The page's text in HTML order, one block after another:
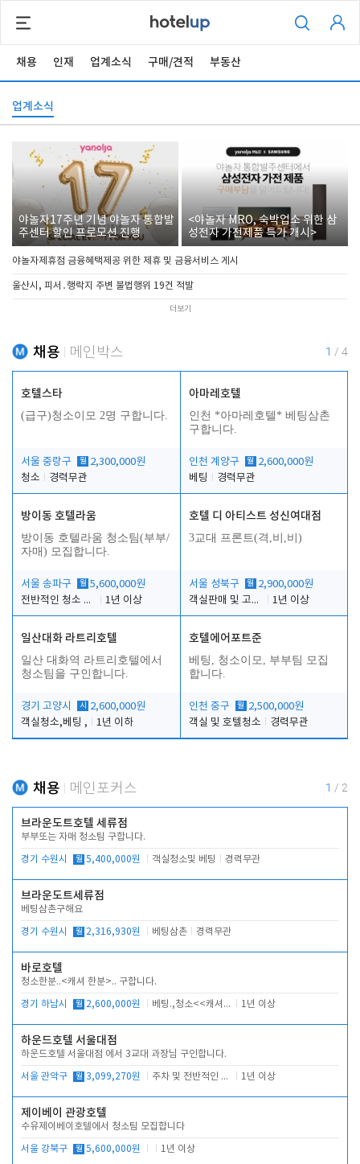
채용 인재 업계소식 구매/견적 부동산
업계소식
야놀자17주년 기념 야놀자 통합발
주센터 할인 프로모션 진행
<야놀자 MRO, 숙박업소 위한 삼
성전자 가전제품 특가 개시>
야놀자제휴점 금융혜택제공 위한 제휴 및 금융서비스 게시
울산시, 피서․행락지 주변 불법행위 19건 적발
더보기
채용 메인박스 1 / 4
호텔스타
(급구)청소이모 2명 구합니다.
서울 중랑구 월 2,300,000원
청소
경력무관
아마레호텔
인천 *아마레호텔* 베팅삼촌
구합니다.
인천 계양구 월 2,600,000원
베팅
경력무관
방이동 호텔라움
방이동 호텔라움 청소팀(부부/
자매) 모집합니다.
서울 송파구 월 5,600,000원
전반적인 청소 업무(객실청소.객실정리)
1년 이상
호텔 디 아티스트 성신여대점
3교대 프론트(격,비,비)
서울 성북구 월 2,900,000원
객실판매 및 고객응대
1년 이상
일산대화 라트리호텔
일산 대화역 라트리호텔에서
청소팀을 구인합니다.
경기 고양시 시
2,600,000원
객실청소,베팅 ,
1년 이하
호텔에어포트준
베팅, 청소이모, 부부팀 모집
합니다.
인천 중구 월 2,500,000원
객실 및 호텔청소
경력무관
채용 메인포커스 1 / 2
브라운도트호텔 세류점
부부또는 자매 청소팀 구합니다.
경기 수원시 월 5,400,000원 객실청소및 베팅 경력무관
브라운도트세류점
베팅삼촌구해요
경기 수원시 월 2,316,930원 베팅삼촌 경력무관
바로호텔
청소한분..<캐셔 한분>.. 구합니다.
경기 하남시 월 2,600,000원 베팅.,청소<<캐셔 모셔봅니다. 1년 이상
하운드호텔 서울대점
하운드호텔 서울대점 에서 3교대 과장님 구인합니다.
서울 관악구 월 3,099,270원 주차 및 전반적인 당번업무 1년 이상
제이베이 관광호텔
수유제이베이호텔에서 청소팀 모집합니다
서울 강북구 월 5,600,000원 1년 이상